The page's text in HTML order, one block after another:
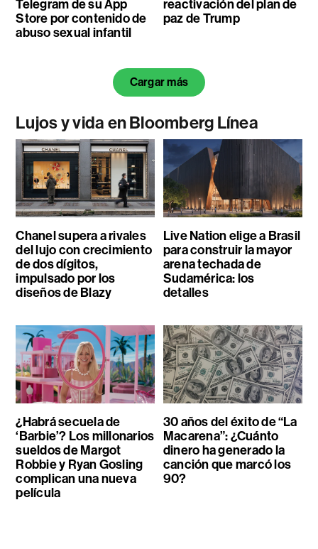
Telegram de su App
Store por contenido de
abuso sexual infantil
reactivación del plan de
paz de Trump
Cargar más
Lujos y vida en Bloomberg Línea
Chanel supera a rivales
del lujo con crecimiento
de dos dígitos,
impulsado por los
diseños de Blazy
Live Nation elige a Brasil
para construir la mayor
arena techada de
Sudamérica: los
detalles
¿Habrá secuela de
‘Barbie’? Los millonarios
sueldos de Margot
Robbie y Ryan Gosling
complican una nueva
película
30 años del éxito de “La
Macarena”: ¿Cuánto
dinero ha generado la
canción que marcó los
90?